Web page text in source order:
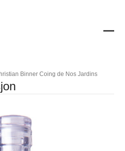
Binner Coing de Nos Jardins